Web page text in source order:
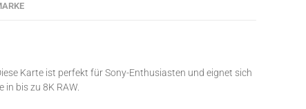
Karte ist perfekt für Sony-Enthusiasten und eignet sich
bis zu 8K RAW.